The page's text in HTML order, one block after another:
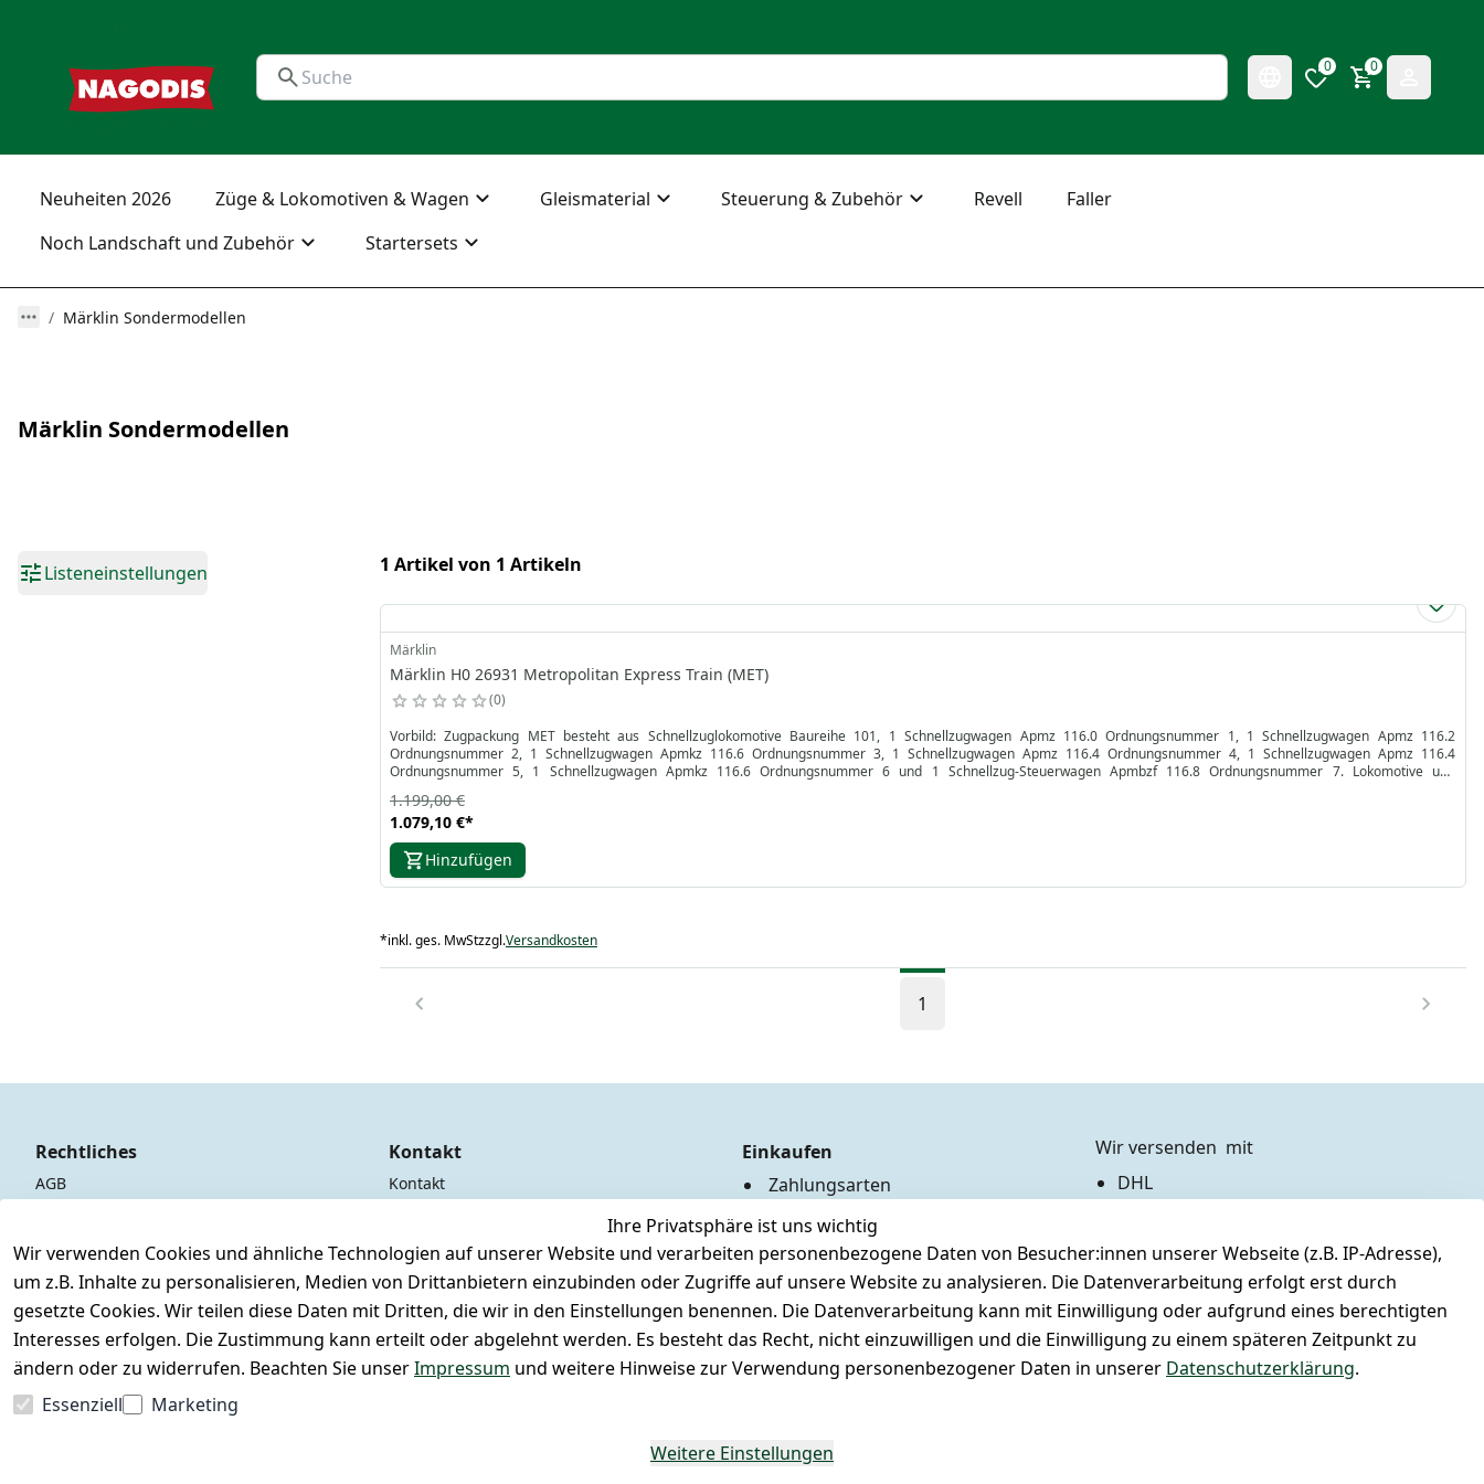
0 0
Neuheiten 2026 Züge & Lokomotiven & Wagen Gleismaterial Steuerung & Zubehör Revell
Faller
Noch Landschaft und Zubehör
Startersets
Märklin Sondermodellen
Märklin Sondermodellen
Listeneinstellungen 1 Artikel von 1 Artikeln
Märklin
Märklin H0 26931 Metropolitan Express Train (MET)
0
Vorbild: Zugpackung MET besteht aus Schnellzuglokomotive Baureihe 101, 1 Schnellzugwagen Apmz 116.0 Ordnungsnummer 1, 1 Schnellzugwagen Apmz 116.2
Ordnungsnummer 2, 1 Schnellzugwagen Apmkz 116.6 Ordnungsnummer 3, 1 Schnellzugwagen Apmz 116.4 Ordnungsnummer 4, 1 Schnellzugwagen Apmz 116.4
Ordnungsnummer 5, 1 Schnellzugwagen Apmkz 116.6 Ordnungsnummer 6 und 1 Schnellzug-Steuerwagen Apmbzf 116.8 Ordnungsnummer 7. Lokomotive und
(DB AG), Geschäftsbereich Metropolitan Express Train GmbH / DB Reise und Touristik. Lok-Betriebsnummer 101 130-3. Betriebszustand zwischen August 1999 und
September 2001.
1.079,10 €*
1.199,00 €
Hinzufügen
*inkl. ges. MwStzzgl.Versandkosten
1
Ihre Privatsphäre ist uns wichtig
Wir verwenden Cookies und ähnliche Technologien auf unserer Website und verarbeiten personenbezogene Daten von Besucher:innen unserer Webseite (z.B. IP-Adresse),
um z.B. Inhalte zu personalisieren, Medien von Drittanbietern einzubinden oder Zugriffe auf unsere Website zu analysieren. Die Datenverarbeitung erfolgt erst durch
gesetzte Cookies. Wir teilen diese Daten mit Dritten, die wir in den Einstellungen benennen. Die Datenverarbeitung kann mit Einwilligung oder aufgrund eines berechtigten
Interesses erfolgen. Die Zustimmung kann erteilt oder abgelehnt werden. Es besteht das Recht, nicht einzuwilligen und die Einwilligung zu einem späteren Zeitpunkt zu
ändern oder zu widerrufen. Beachten Sie unserImpressum und weitere Hinweise zur Verwendung personenbezogener Daten in unserer Datenschutzerklärung.
Essenziell
Marketing
Weitere Einstellungen
Rechtliches
AGB
Datenschutzerklärung
Widerrufsrecht
Kontakt
Kontakt
Einkaufen
Zahlungsarten
Hilfe
Batterieentsorgung
Märklin Insider Club
Unser Ladengeschäft
Newsletteranmeldung
Wir versenden  mit
DHL
Vorkasse
Barzahlung bei Abholung
PayPal / Kreditkarte